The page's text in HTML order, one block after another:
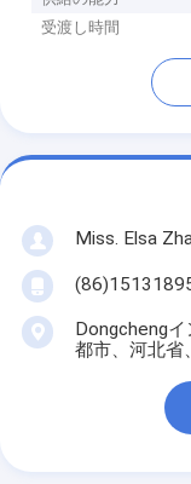
受渡し時間
Miss. Elsa
Dongcheng
都市、河北省